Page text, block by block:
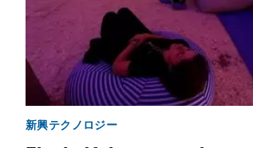
新興テクノロジー